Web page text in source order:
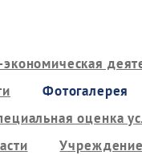
Фотогалерея
оценка